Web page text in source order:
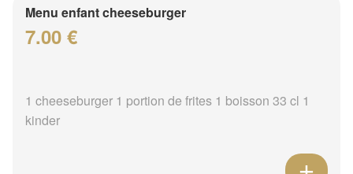
Menu enfant cheeseburger
7.00 €
1 cheeseburger 1 portion de frites 1 boisson 33 cl 1
kinder